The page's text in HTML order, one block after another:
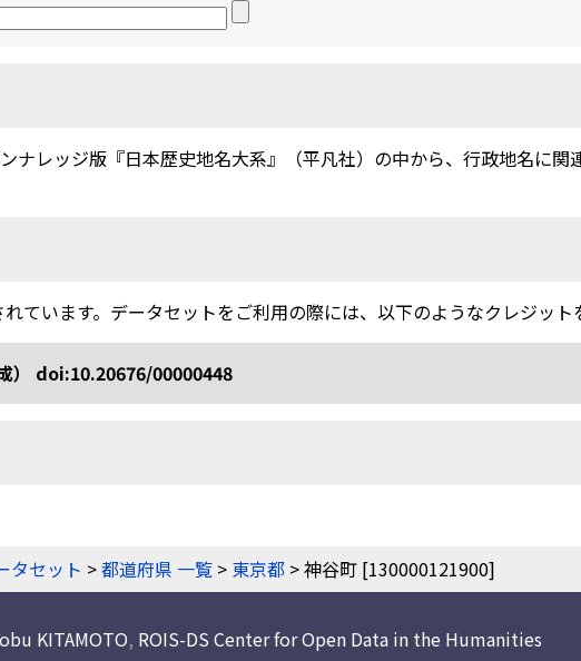
ナレッジ版『日本歴史地名大系』（平凡社）の中から、行政地名に
ています。データセットをご利用の際には、以下のようなクレジット
） doi:10.20676/00000448
タセット >都道府県 一覧 > 東京都 > 神谷町 [130000121900]
KITAMOTO, ROIS-DS Center for Open Data in the Humanities